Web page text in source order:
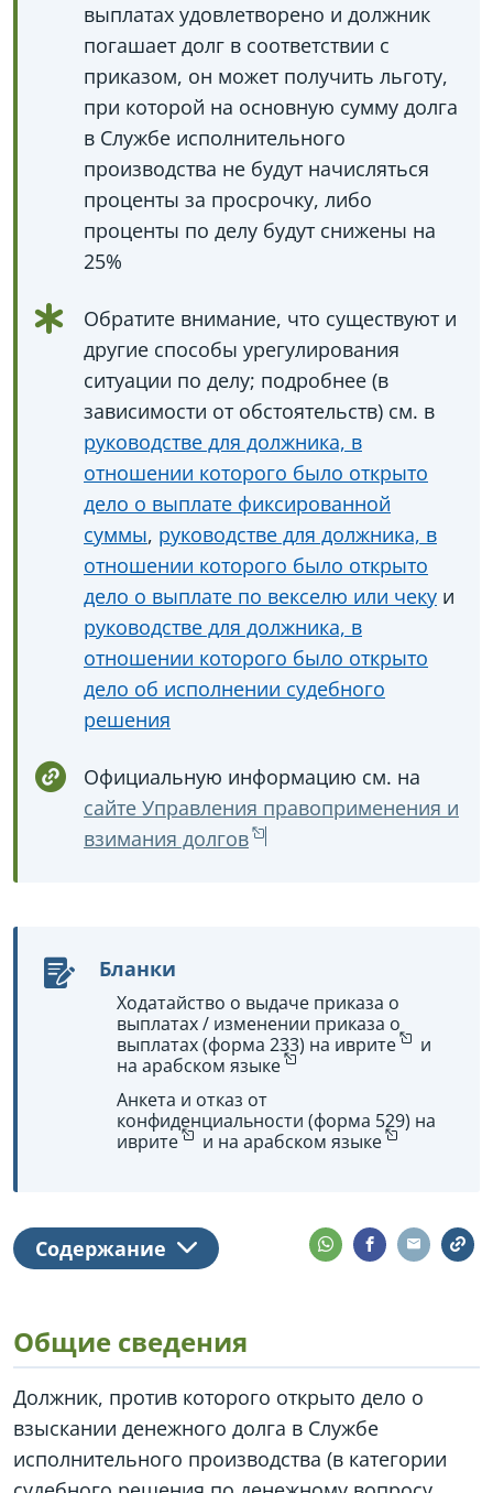
выплатах удовлетворено и должник
погашает долг в соответствии с
приказом, он может получить льготу,
при которой на основную сумму долга
в Службе исполнительного
производства не будут начисляться
проценты за просрочку, либо
проценты по делу будут снижены на
25%
Обратите внимание, что существуют и
другие способы урегулирования
ситуации по делу; подробнее (в
зависимости от обстоятельств) см. в
руководстве для должника, в
отношении которого было открыто
дело о выплате фиксированной
суммы, руководстве для должника, в
отношении которого было открыто
дело о выплате по векселю или чеку и
руководстве для должника, в
отношении которого было открыто
дело об исполнении судебного
решения
Официальную информацию см. на
сайте Управления правоприменения и
взимания долгов
Бланки
Ходатайство о выдаче приказа о
выплатах / изменении приказа о
выплатах (форма 233) на иврите
и
на арабском языке
Анкета и отказ от
конфиденциальности (форма 529) на
иврите
и на арабском языке
Содержание
Общие сведения
Должник, против которого открыто дело о
взыскании денежного долга в Службе
исполнительного производства (в категории